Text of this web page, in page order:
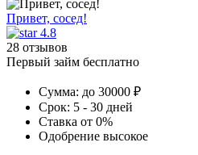
Привет, сосед!
4.8
28 отзывов
Первый займ бесплатно
Сумма: до 30000 ₽
Срок: 5 - 30 дней
Ставка от 0%
Одобрение высокое